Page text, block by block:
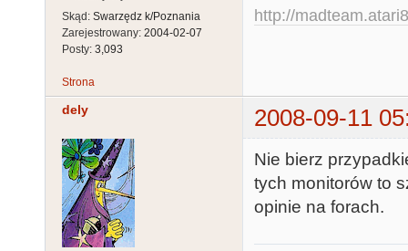
Skąd: Swarzędz k/Poznania
Zarejestrowany: 2004-02-07
Posty: 3,093
http://
Strona
dely 2008-09-11
Nie bierz
tych monitorów to
opinie na forach.